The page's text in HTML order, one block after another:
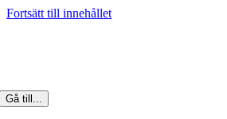
Fortsätt till innehållet
Gå till...